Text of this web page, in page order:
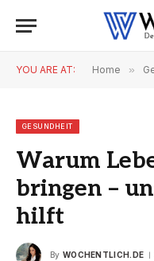
YOU ARE AT: Home »
GESUNDHEIT
Warum
bringen –
hilft
By WOCHENTLICH.DE